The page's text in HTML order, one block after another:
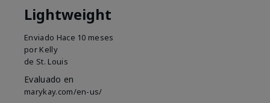
Lightweight
Enviado Hace 10 meses
por Kelly
de St. Louis
Evaluado en
marykay.com/en-us/